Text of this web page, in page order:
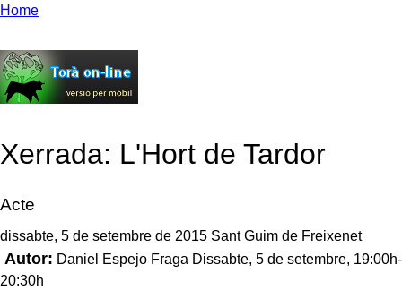
Home
Xerrada: L'Hort de Tardor
Acte
dissabte, 5 de setembre de 2015 Sant Guim de Freixenet
Autor: Daniel Espejo Fraga Dissabte, 5 de setembre, 19:00h-
20:30h